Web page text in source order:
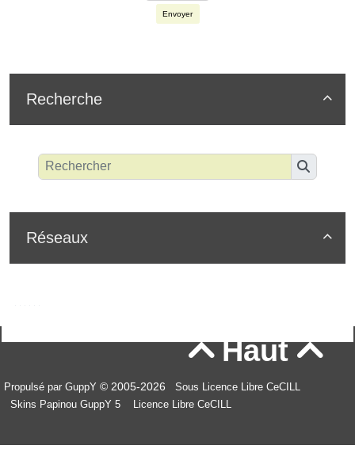
Envoyer

Recherche

Réseaux
Haut
Propulsé par GuppY © 2005-2026
Sous Licence Libre CeCILL
Skins Papinou GuppY 5
Licence Libre CeCILL